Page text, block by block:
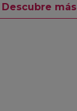
Descubre más